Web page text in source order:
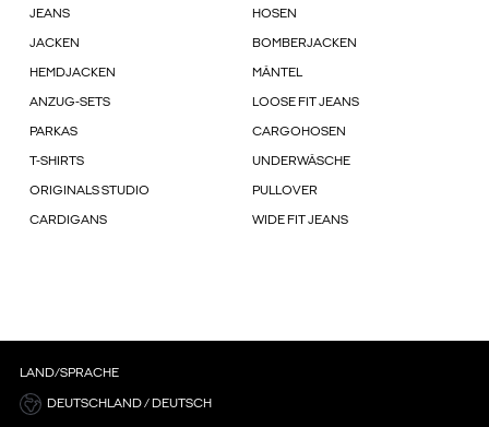
JEANS HOSEN
JACKEN BOMBERJACKEN
HEMDJACKEN MÄNTEL
ANZUG-SETS LOOSE FIT JEANS
PARKAS CARGOHOSEN
T-SHIRTS UNDERWÄSCHE
ORIGINALS STUDIO PULLOVER
CARDIGANS WIDE FIT JEANS
LAND/SPRACHE
DEUTSCHLAND / DEUTSCH